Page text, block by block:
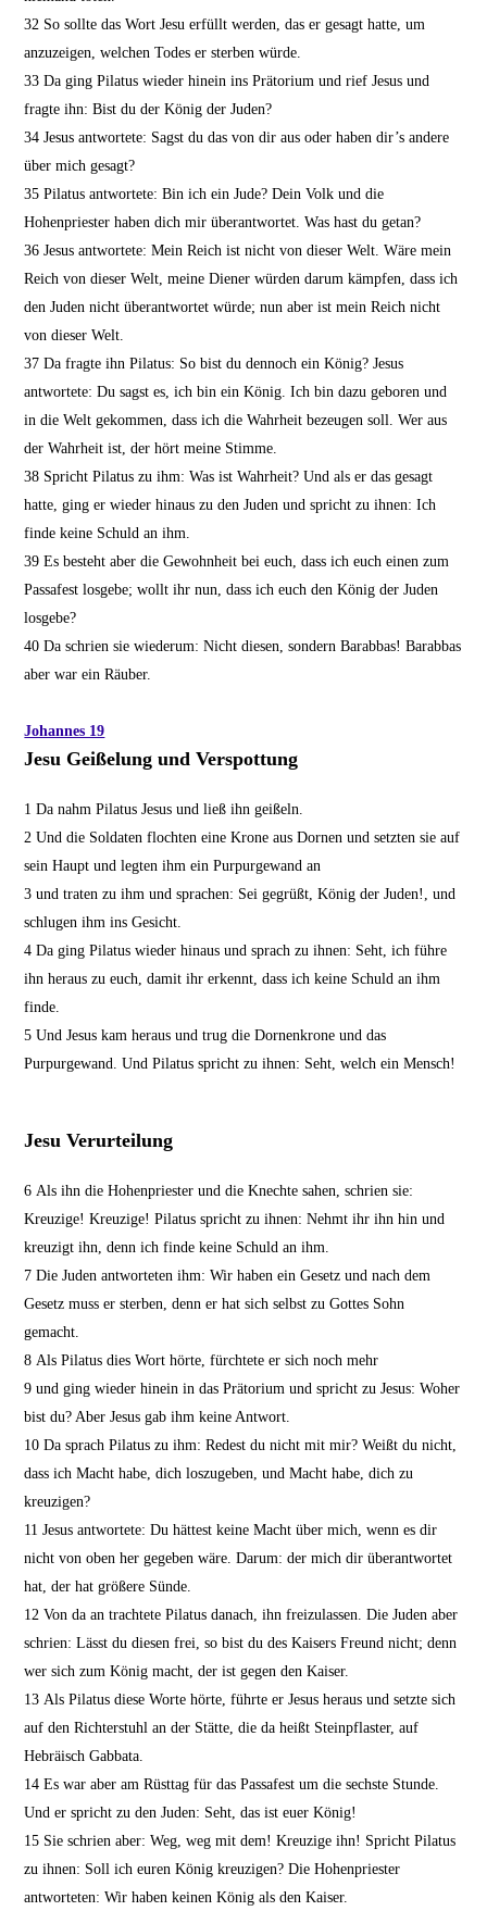
32 So sollte das Wort Jesu erfüllt werden, das er gesagt hatte, um
anzuzeigen, welchen Todes er sterben würde.
33Da ging Pilatus wieder hinein ins Prätorium und rief Jesus und
fragte ihn: Bist du der König der Juden?
34Jesus antwortete: Sagst du das von dir aus oder haben dir’s andere
über mich gesagt?
35Pilatus antwortete: Bin ich ein Jude? Dein Volk und die
Hohenpriester haben dich mir überantwortet. Was hast du getan?
36Jesus antwortete: Mein Reich ist nicht von dieser Welt. Wäre mein
Reich von dieser Welt, meine Diener würden darum kämpfen, dass ich
den Juden nicht überantwortet würde; nun aber ist mein Reich nicht
von dieser Welt.
37Da fragte ihn Pilatus: So bist du dennoch ein König? Jesus
antwortete: Du sagst es, ich bin ein König. Ich bin dazu geboren und
in die Welt gekommen, dass ich die Wahrheit bezeugen soll. Wer aus
der Wahrheit ist, der hört meine Stimme.
38 Spricht Pilatus zu ihm: Was ist Wahrheit? Und als er das gesagt
hatte, ging er wieder hinaus zu den Juden und spricht zu ihnen: Ich
finde keine Schuld an ihm.
39Es besteht aber die Gewohnheit bei euch, dass ich euch einen zum
Passafest losgebe; wollt ihr nun, dass ich euch den König der Juden
losgebe?
40Da schrien sie wiederum: Nicht diesen, sondern Barabbas! Barabbas
aber war ein Räuber.
Johannes 19
Jesu Geißelung und Verspottung
1Da nahm Pilatus Jesus und ließ ihn geißeln.
2Und die Soldaten flochten eine Krone aus Dornen und setzten sie auf
sein Haupt und legten ihm ein Purpurgewand an
3und traten zu ihm und sprachen: Sei gegrüßt, König der Juden!, und
schlugen ihm ins Gesicht.
4Da ging Pilatus wieder hinaus und sprach zu ihnen: Seht, ich führe
ihn heraus zu euch, damit ihr erkennt, dass ich keine Schuld an ihm
finde.
5Und Jesus kam heraus und trug die Dornenkrone und das
Purpurgewand. Und Pilatus spricht zu ihnen: Seht, welch ein Mensch!
Jesu Verurteilung
6Als ihn die Hohenpriester und die Knechte sahen, schrien sie:
Kreuzige! Kreuzige! Pilatus spricht zu ihnen: Nehmt ihr ihn hin und
kreuzigt ihn, denn ich finde keine Schuld an ihm.
7Die Juden antworteten ihm: Wir haben ein Gesetz und nach dem
Gesetz muss er sterben, denn er hat sich selbst zu Gottes Sohn
gemacht.
8Als Pilatus dies Wort hörte, fürchtete er sich noch mehr
9und ging wieder hinein in das Prätorium und spricht zu Jesus: Woher
bist du? Aber Jesus gab ihm keine Antwort.
10Da sprach Pilatus zu ihm: Redest du nicht mit mir? Weißt du nicht,
dass ich Macht habe, dich loszugeben, und Macht habe, dich zu
kreuzigen?
11Jesus antwortete: Du hättest keine Macht über mich, wenn es dir
nicht von oben her gegeben wäre. Darum: der mich dir überantwortet
hat, der hat größere Sünde.
12Von da an trachtete Pilatus danach, ihn freizulassen. Die Juden aber
schrien: Lässt du diesen frei, so bist du des Kaisers Freund nicht; denn
wer sich zum König macht, der ist gegen den Kaiser.
13Als Pilatus diese Worte hörte, führte er Jesus heraus und setzte sich
auf den Richterstuhl an der Stätte, die da heißt Steinpflaster, auf
Hebräisch Gabbata.
14Es war aber am Rüsttag für das Passafest um die sechste Stunde.
Und er spricht zu den Juden: Seht, das ist euer König!
15 Sie schrien aber: Weg, weg mit dem! Kreuzige ihn! Spricht Pilatus
zu ihnen: Soll ich euren König kreuzigen? Die Hohenpriester
antworteten: Wir haben keinen König als den Kaiser.